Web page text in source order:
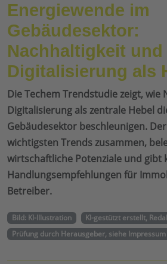
Energiewende im
Gebäudesektor:
Nachhaltigkeit und
Digitalisierung als
Die Techem Trendstudie zeigt, wie
Digitalisierung als zentrale Hebel
Gebäudesektor beschleunigen.
wichtigsten Trends zusammen,
wirtschaftliche Potenziale und gibt
Handlungsempfehlungen für
Betreiber.
Bild: KI-Illustration
KI-gestützt erstellt,
Prüfung durch Herausgeber, siehe Impressum